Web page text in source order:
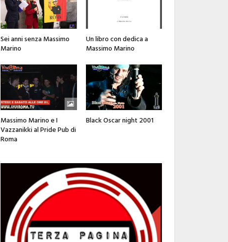
Sei anni senza Massimo
Marino
Un libro con dedica a
Massimo Marino
Massimo Marino e I
Vazzanikki al Pride Pub di
Roma
Black Oscar night 2001